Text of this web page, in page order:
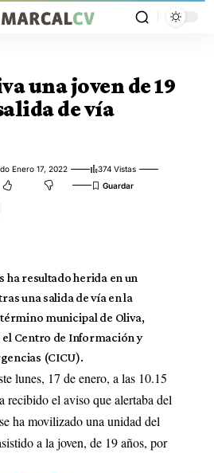
una joven de 19
de vía
Enero 17, 2022
374 Vistas
ha resultado herida en un
una salida de vía en la
municipal de Oliva,
el Centro de Información y
(CICU).
lunes, 17 de enero, a las 10.15
recibido el aviso que alertaba del
ha movilizado una unidad del
a la joven, de 19 años, por